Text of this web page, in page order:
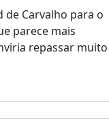
de Carvalho para o
parece mais
repassar muito